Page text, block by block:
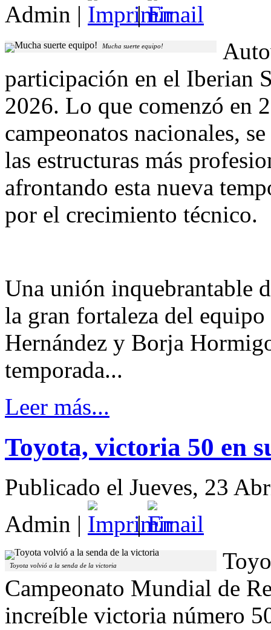
Admin | |
Mucha suerte equipo!
participación en el Iberian
2026. Lo que comenzó en
campeonatos nacionales,
las estructuras más
afrontando esta nueva
por el crecimiento técnico.
Una unión inquebrantable
la gran fortaleza del
Hernández y Borja
temporada...
Leer más...
Toyota, victoria 50 en
Publicado el Jueves, 23
Admin | |
Toyota volvió a la senda de la victoria
Campeonato Mundial de
increíble victoria número